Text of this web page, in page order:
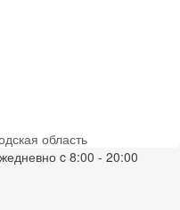
область
c 8:00 - 20:00